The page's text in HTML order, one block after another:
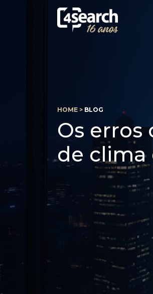
HOME > BLOG
Os erros
de clima